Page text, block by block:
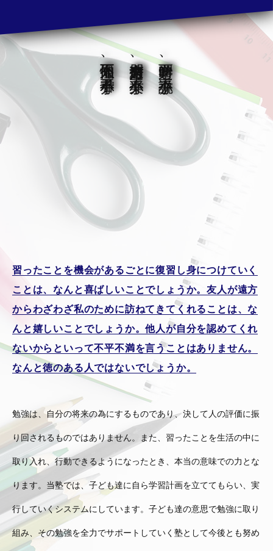
習ったことを機会があるごとに復習し身につけていく
ことは、なんと喜ばしいことでしょうか。友人が遠方
からわざわざ私のために訪ねてきてくれることは、な
んと嬉しいことでしょうか。他人が自分を認めてくれ
ないからといって不平不満を言うことはありません。
なんと徳のある人ではないでしょうか。
勉強は、自分の将来の為にするものであり、決して人の評価に振
り回されるものではありません。また、習ったことを生活の中に
取り入れ、行動できるようになったとき、本当の意味での力とな
ります。当塾では、子ども達に自ら学習計画を立ててもらい、実
行していくシステムにしています。子ども達の意思で勉強に取り
組み、その勉強を全力でサポートしていく塾として今後とも努め
学而時習之、不亦説乎。
有朋自遠方来、不亦楽乎。
人不知而不慍、不亦君子乎